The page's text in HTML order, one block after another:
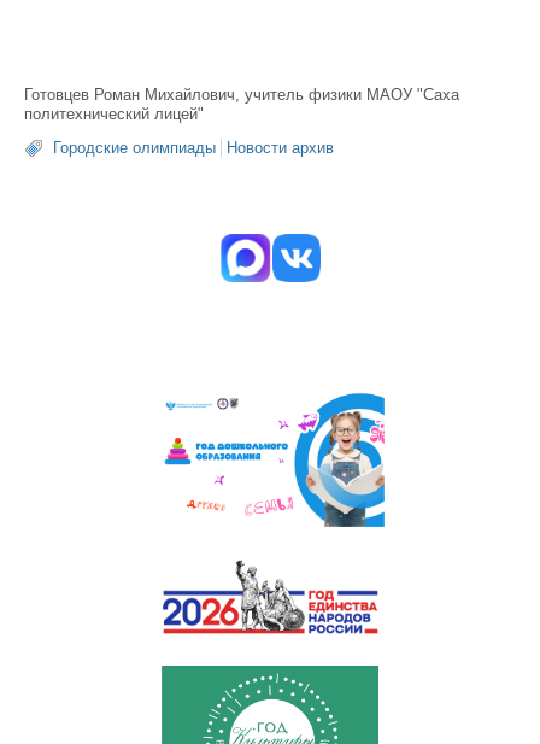
Готовцев Роман Михайлович, учитель физики МАОУ "Саха
политехнический лицей"
Городские олимпиады
Новости архив